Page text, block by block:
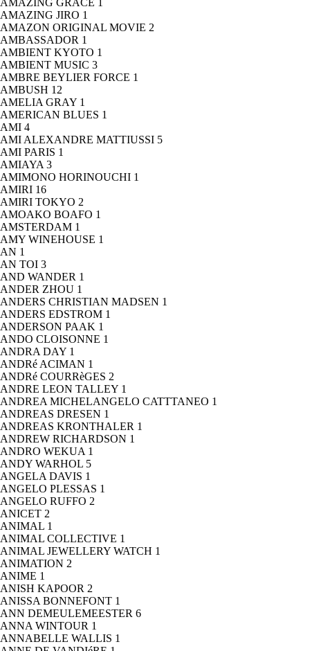
AMAZING GRACE 1
AMAZING JIRO 1
AMAZON ORIGINAL MOVIE 2
AMBASSADOR 1
AMBIENT KYOTO 1
AMBIENT MUSIC 3
AMBRE BEYLIER FORCE 1
AMBUSH 12
AMELIA GRAY 1
AMERICAN BLUES 1
AMI 4
AMI ALEXANDRE MATTIUSSI 5
AMI PARIS 1
AMIAYA 3
AMIMONO HORINOUCHI 1
AMIRI 16
AMIRI TOKYO 2
AMOAKO BOAFO 1
AMSTERDAM 1
AMY WINEHOUSE 1
AN 1
AN TOI 3
AND WANDER 1
ANDER ZHOU 1
ANDERS CHRISTIAN MADSEN 1
ANDERS EDSTROM 1
ANDERSON PAAK 1
ANDO CLOISONNE 1
ANDRA DAY 1
ANDRé ACIMAN 1
ANDRé COURRèGES 2
ANDRE LEON TALLEY 1
ANDREA MICHELANGELO CATTTANEO 1
ANDREAS DRESEN 1
ANDREAS KRONTHALER 1
ANDREW RICHARDSON 1
ANDRO WEKUA 1
ANDY WARHOL 5
ANGELA DAVIS 1
ANGELO PLESSAS 1
ANGELO RUFFO 2
ANICET 2
ANIMAL 1
ANIMAL COLLECTIVE 1
ANIMAL JEWELLERY WATCH 1
ANIMATION 2
ANIME 1
ANISH KAPOOR 2
ANISSA BONNEFONT 1
ANN DEMEULEMEESTER 6
ANNA WINTOUR 1
ANNABELLE WALLIS 1